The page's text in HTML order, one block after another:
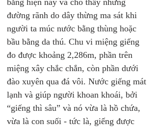
bằng hiện nay và cho thấy những
đường rãnh do dây thừng ma sát khi
người ta múc nước bằng thùng hoặc
bầu bằng da thú. Chu vi miệng giếng
đo được khoảng 2,286m, phần trên
miệng xây chắc chắn, còn phần dưới
đào xuyên qua đá vôi. Nước giếng mát
lạnh và giúp người khoan khoái, bởi
“giếng thì sâu” và nó vừa là hồ chứa,
vừa là con suối - tức là, giếng được